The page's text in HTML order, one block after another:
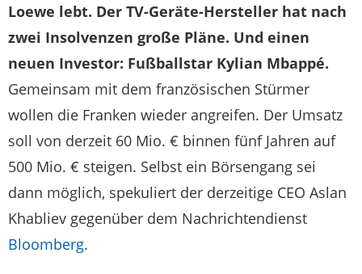
Loewe lebt. Der TV-Geräte-Hersteller hat nach
zwei Insolvenzen große Pläne. Und einen
neuen Investor: Fußballstar Kylian Mbappé.
Gemeinsam mit dem französischen Stürmer
wollen die Franken wieder angreifen. Der Umsatz
soll von derzeit 60 Mio. € binnen fünf Jahren auf
500 Mio. € steigen. Selbst ein Börsengang sei
dann möglich, spekuliert der derzeitige CEO Aslan
Khabliev gegenüber dem Nachrichtendienst
Bloomberg.